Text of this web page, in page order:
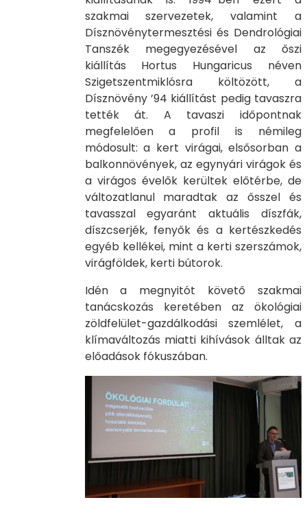
szakmai szervezetek, valamint a
Dísznövénytermesztési és Dendrológiai
Tanszék megegyezésével az őszi
kiállítás Hortus Hungaricus néven
Szigetszentmiklósra költözött, a
Dísznövény ’94 kiállítást pedig tavaszra
tették át. A tavaszi időpontnak
megfelelően a profil is némileg
módosult: a kert virágai, elsősorban a
balkonnövények, az egynyári virágok és
a virágos évelők kerültek előtérbe, de
változatlanul maradtak az ősszel és
tavasszal egyaránt aktuális díszfák,
díszcserjék, fenyők és a kertészkedés
egyéb kellékei, mint a kerti szerszámok,
virágföldek, kerti bútorok.
Idén a megnyitót követő szakmai
tanácskozás keretében az ökológiai
zöldfelület-gazdálkodási szemlélet, a
klímaváltozás miatti kihívások álltak az
előadások fókuszában.